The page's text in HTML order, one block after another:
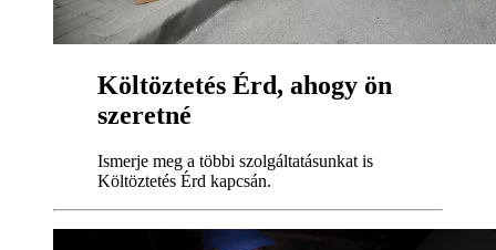
Költöztetés Érd, ahogy ön
szeretné
Ismerje meg a többi szolgáltatásunkat is
Költöztetés Érd kapcsán.